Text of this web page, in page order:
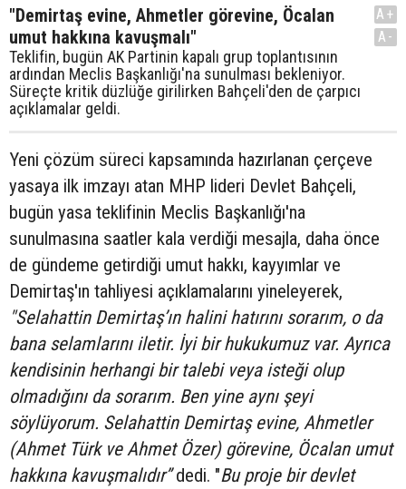
"Demirtaş evine, Ahmetler görevine, Öcalan
umut hakkına kavuşmalı"
Teklifin, bugün AK Partinin kapalı grup toplantısının
ardından Meclis Başkanlığı'na sunulması bekleniyor.
Süreçte kritik düzlüğe girilirken Bahçeli'den de çarpıcı
açıklamalar geldi.
A+
A-
Yeni çözüm süreci kapsamında hazırlanan çerçeve
yasaya ilk imzayı atan MHP lideri Devlet Bahçeli,
bugün yasa teklifinin Meclis Başkanlığı'na
sunulmasına saatler kala verdiği mesajla, daha önce
de gündeme getirdiği umut hakkı, kayyımlar ve
Demirtaş'ın tahliyesi açıklamalarını yineleyerek,
"Selahattin Demirtaş’ın halini hatırını sorarım, o da
bana selamlarını iletir. İyi bir hukukumuz var. Ayrıca
kendisinin herhangi bir talebi veya isteği olup
olmadığını da sorarım. Ben yine aynı şeyi
söylüyorum. Selahattin Demirtaş evine, Ahmetler
(Ahmet Türk ve Ahmet Özer) görevine, Öcalan umut
hakkına kavuşmalıdır”dedi. "Bu proje bir devlet